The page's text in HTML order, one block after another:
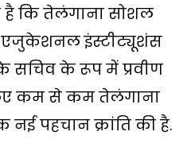
है कि तेलंगाना सोशल
इंस्टीट्यूशंस
के सचिव के रूप में प्रवीण
कम से कम तेलंगाना
नई पहचान क्रांति की है.